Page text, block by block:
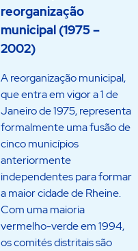
reorganização
municipal (1975 –
2002)
A reorganização municipal,
que entra em vigor a 1 de
Janeiro de 1975, representa
formalmente uma fusão de
cinco municípios
anteriormente
independentes para formar
a maior cidade de Rheine.
Com uma maioria
vermelho-verde em 1994,
os comités distritais são